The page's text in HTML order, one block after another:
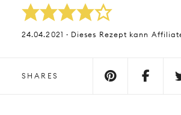
24.04.2021 · Dieses Rezept kann
SHARES